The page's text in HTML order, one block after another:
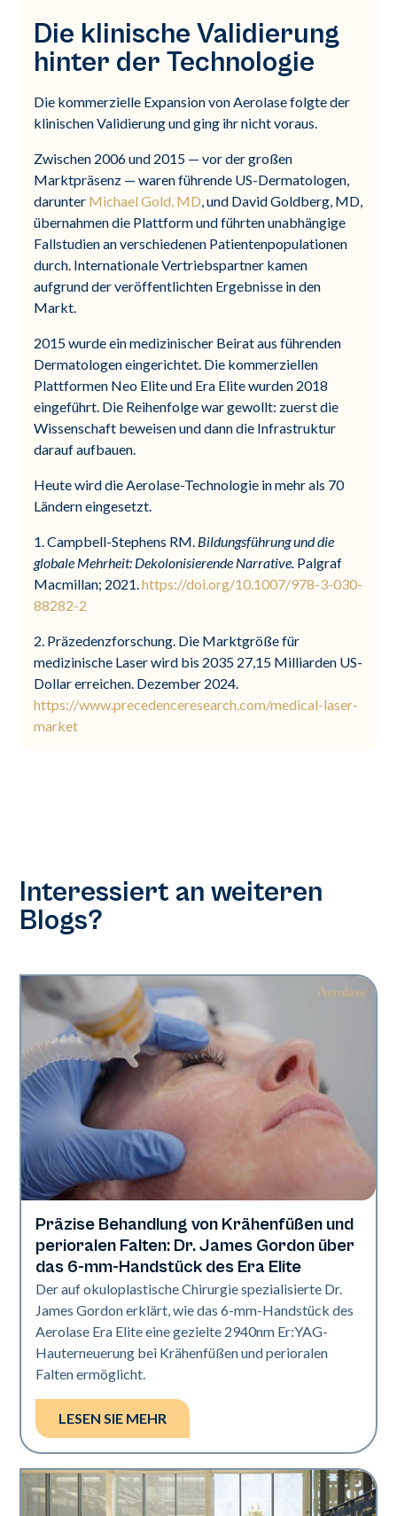
Die klinische Validierung
hinter der Technologie
Die kommerzielle Expansion von Aerolase folgte der
klinischen Validierung und ging ihr nicht voraus.
Zwischen 2006 und 2015 — vor der großen
Marktpräsenz — waren führende US-Dermatologen,
darunter Michael Gold, MD, und David Goldberg, MD,
übernahmen die Plattform und führten unabhängige
Fallstudien an verschiedenen Patientenpopulationen
durch. Internationale Vertriebspartner kamen
aufgrund der veröffentlichten Ergebnisse in den
Markt.
2015 wurde ein medizinischer Beirat aus führenden
Dermatologen eingerichtet. Die kommerziellen
Plattformen Neo Elite und Era Elite wurden 2018
eingeführt. Die Reihenfolge war gewollt: zuerst die
Wissenschaft beweisen und dann die Infrastruktur
darauf aufbauen.
Heute wird die Aerolase-Technologie in mehr als 70
Ländern eingesetzt.
1. Campbell-Stephens RM. Bildungsführung und die
globale Mehrheit: Dekolonisierende Narrative. Palgraf
Macmillan; 2021.https://doi.org/10.1007/978-3-030-
88282-2
2. Präzedenzforschung. Die Marktgröße für
medizinische Laser wird bis 2035 27,15 Milliarden US-
Dollar erreichen. Dezember 2024.
https://www.precedenceresearch.com/medical-laser-
market
Interessiert an weiteren
Blogs?
Aerolase-Technologie
Präzise Behandlung von Krähenfüßen und
perioralen Falten: Dr. James Gordon über
das 6-mm-Handstück des Era Elite
Der auf okuloplastische Chirurgie spezialisierte Dr.
James Gordon erklärt, wie das 6-mm-Handstück des
Aerolase Era Elite eine gezielte 2940nm Er:YAG-
Hauterneuerung bei Krähenfüßen und perioralen
Falten ermöglicht.
LESEN SIE MEHR